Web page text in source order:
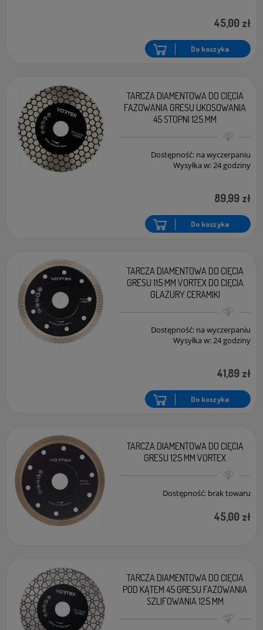
45,00 zł
Do koszyka
TARCZA DIAMENTOWA DO CIĘCIA
FAZOWANIA GRESU UKOSOWANIA
45 STOPNI 125 MM
Dostępność: na wyczerpaniu
Wysyłka w:24 godziny
89,99 zł
Do koszyka
TARCZA DIAMENTOWA DO CIĘCIA
GRESU 115 MM VORTEX DO CIĘCIA
GLAZURY CERAMIKI
Dostępność: na wyczerpaniu
Wysyłka w:24 godziny
41,89 zł
Do koszyka
TARCZA DIAMENTOWA DO CIĘCIA
GRESU 125 MM VORTEX
Dostępność: brak towaru
45,00 zł
TARCZA DIAMENTOWA DO CIĘCIA
POD KĄTEM 45 GRESU FAZOWANIA
SZLIFOWANIA 125 MM